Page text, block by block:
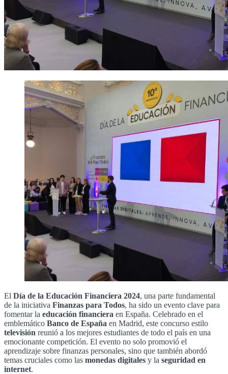
El Día de la Educación Financiera 2024, una parte fundamental
de la iniciativa Finanzas para Todos, ha sido un evento clave para
fomentar la educación financiera en España. Celebrado en el
emblemático Banco de España en Madrid, este concurso estilo
televisión reunió a los mejores estudiantes de todo el país en una
emocionante competición. El evento no solo promovió el
aprendizaje sobre finanzas personales, sino que también abordó
temas cruciales como las monedas digitales y la seguridad en
internet.